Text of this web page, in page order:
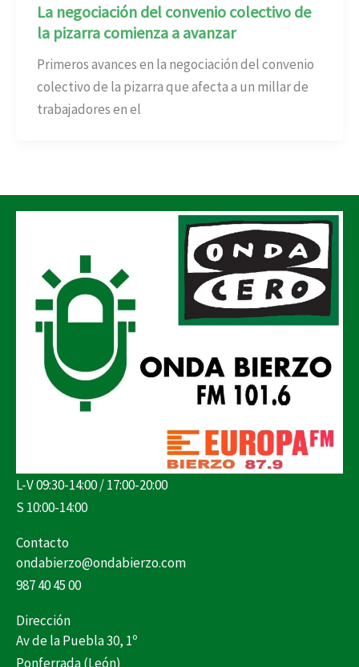
La negociación del convenio colectivo de
la pizarra comienza a avanzar
Primeros avances en la negociación del convenio
colectivo de la pizarra que afecta a un millar de
trabajadores en el
L-V 09:30-14:00 / 17:00-20:00
S 10:00-14:00
Contacto
ondabierzo@ondabierzo.com
987 40 45 00
Dirección
Av de la Puebla 30, 1º
Ponferrada (León)